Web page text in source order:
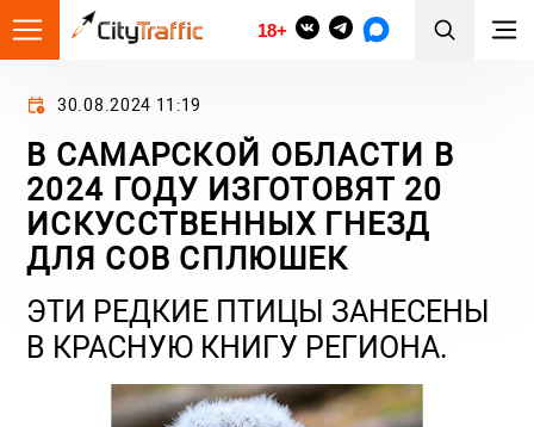
18+
30.08.2024 11:19
В САМАРСКОЙ ОБЛАСТИ В
2024 ГОДУ ИЗГОТОВЯТ 20
ИСКУССТВЕННЫХ ГНЕЗД
ДЛЯ СОВ СПЛЮШЕК
ЭТИ РЕДКИЕ ПТИЦЫ ЗАНЕСЕНЫ
В КРАСНУЮ КНИГУ РЕГИОНА.